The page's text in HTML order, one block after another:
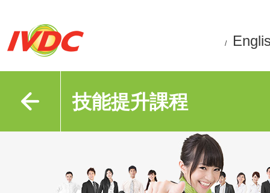
/
技能提升課程